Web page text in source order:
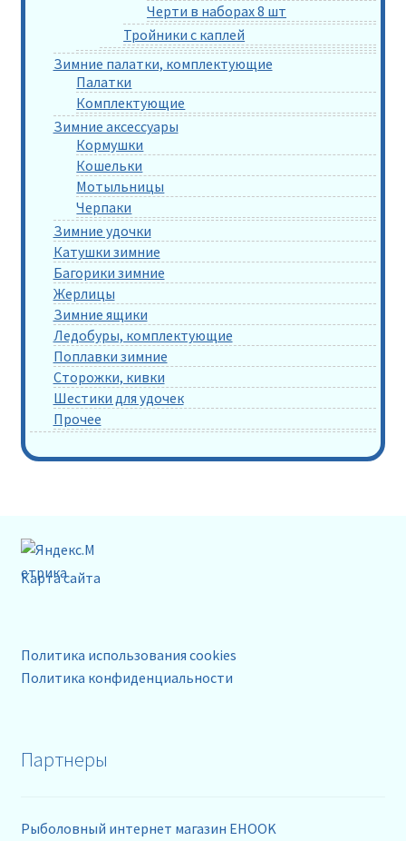
Черти в наборах 8 шт
Тройники с каплей
Зимние палатки, комплектующие
Палатки
Комплектующие
Зимние аксессуары
Кормушки
Кошельки
Мотыльницы
Черпаки
Зимние удочки
Катушки зимние
Багорики зимние
Жерлицы
Зимние ящики
Ледобуры, комплектующие
Поплавки зимние
Сторожки, кивки
Шестики для удочек
Прочее
Карта сайта
Политика использования cookies
Политика конфиденциальности
Партнеры
Рыболовный интернет магазин EHOOK